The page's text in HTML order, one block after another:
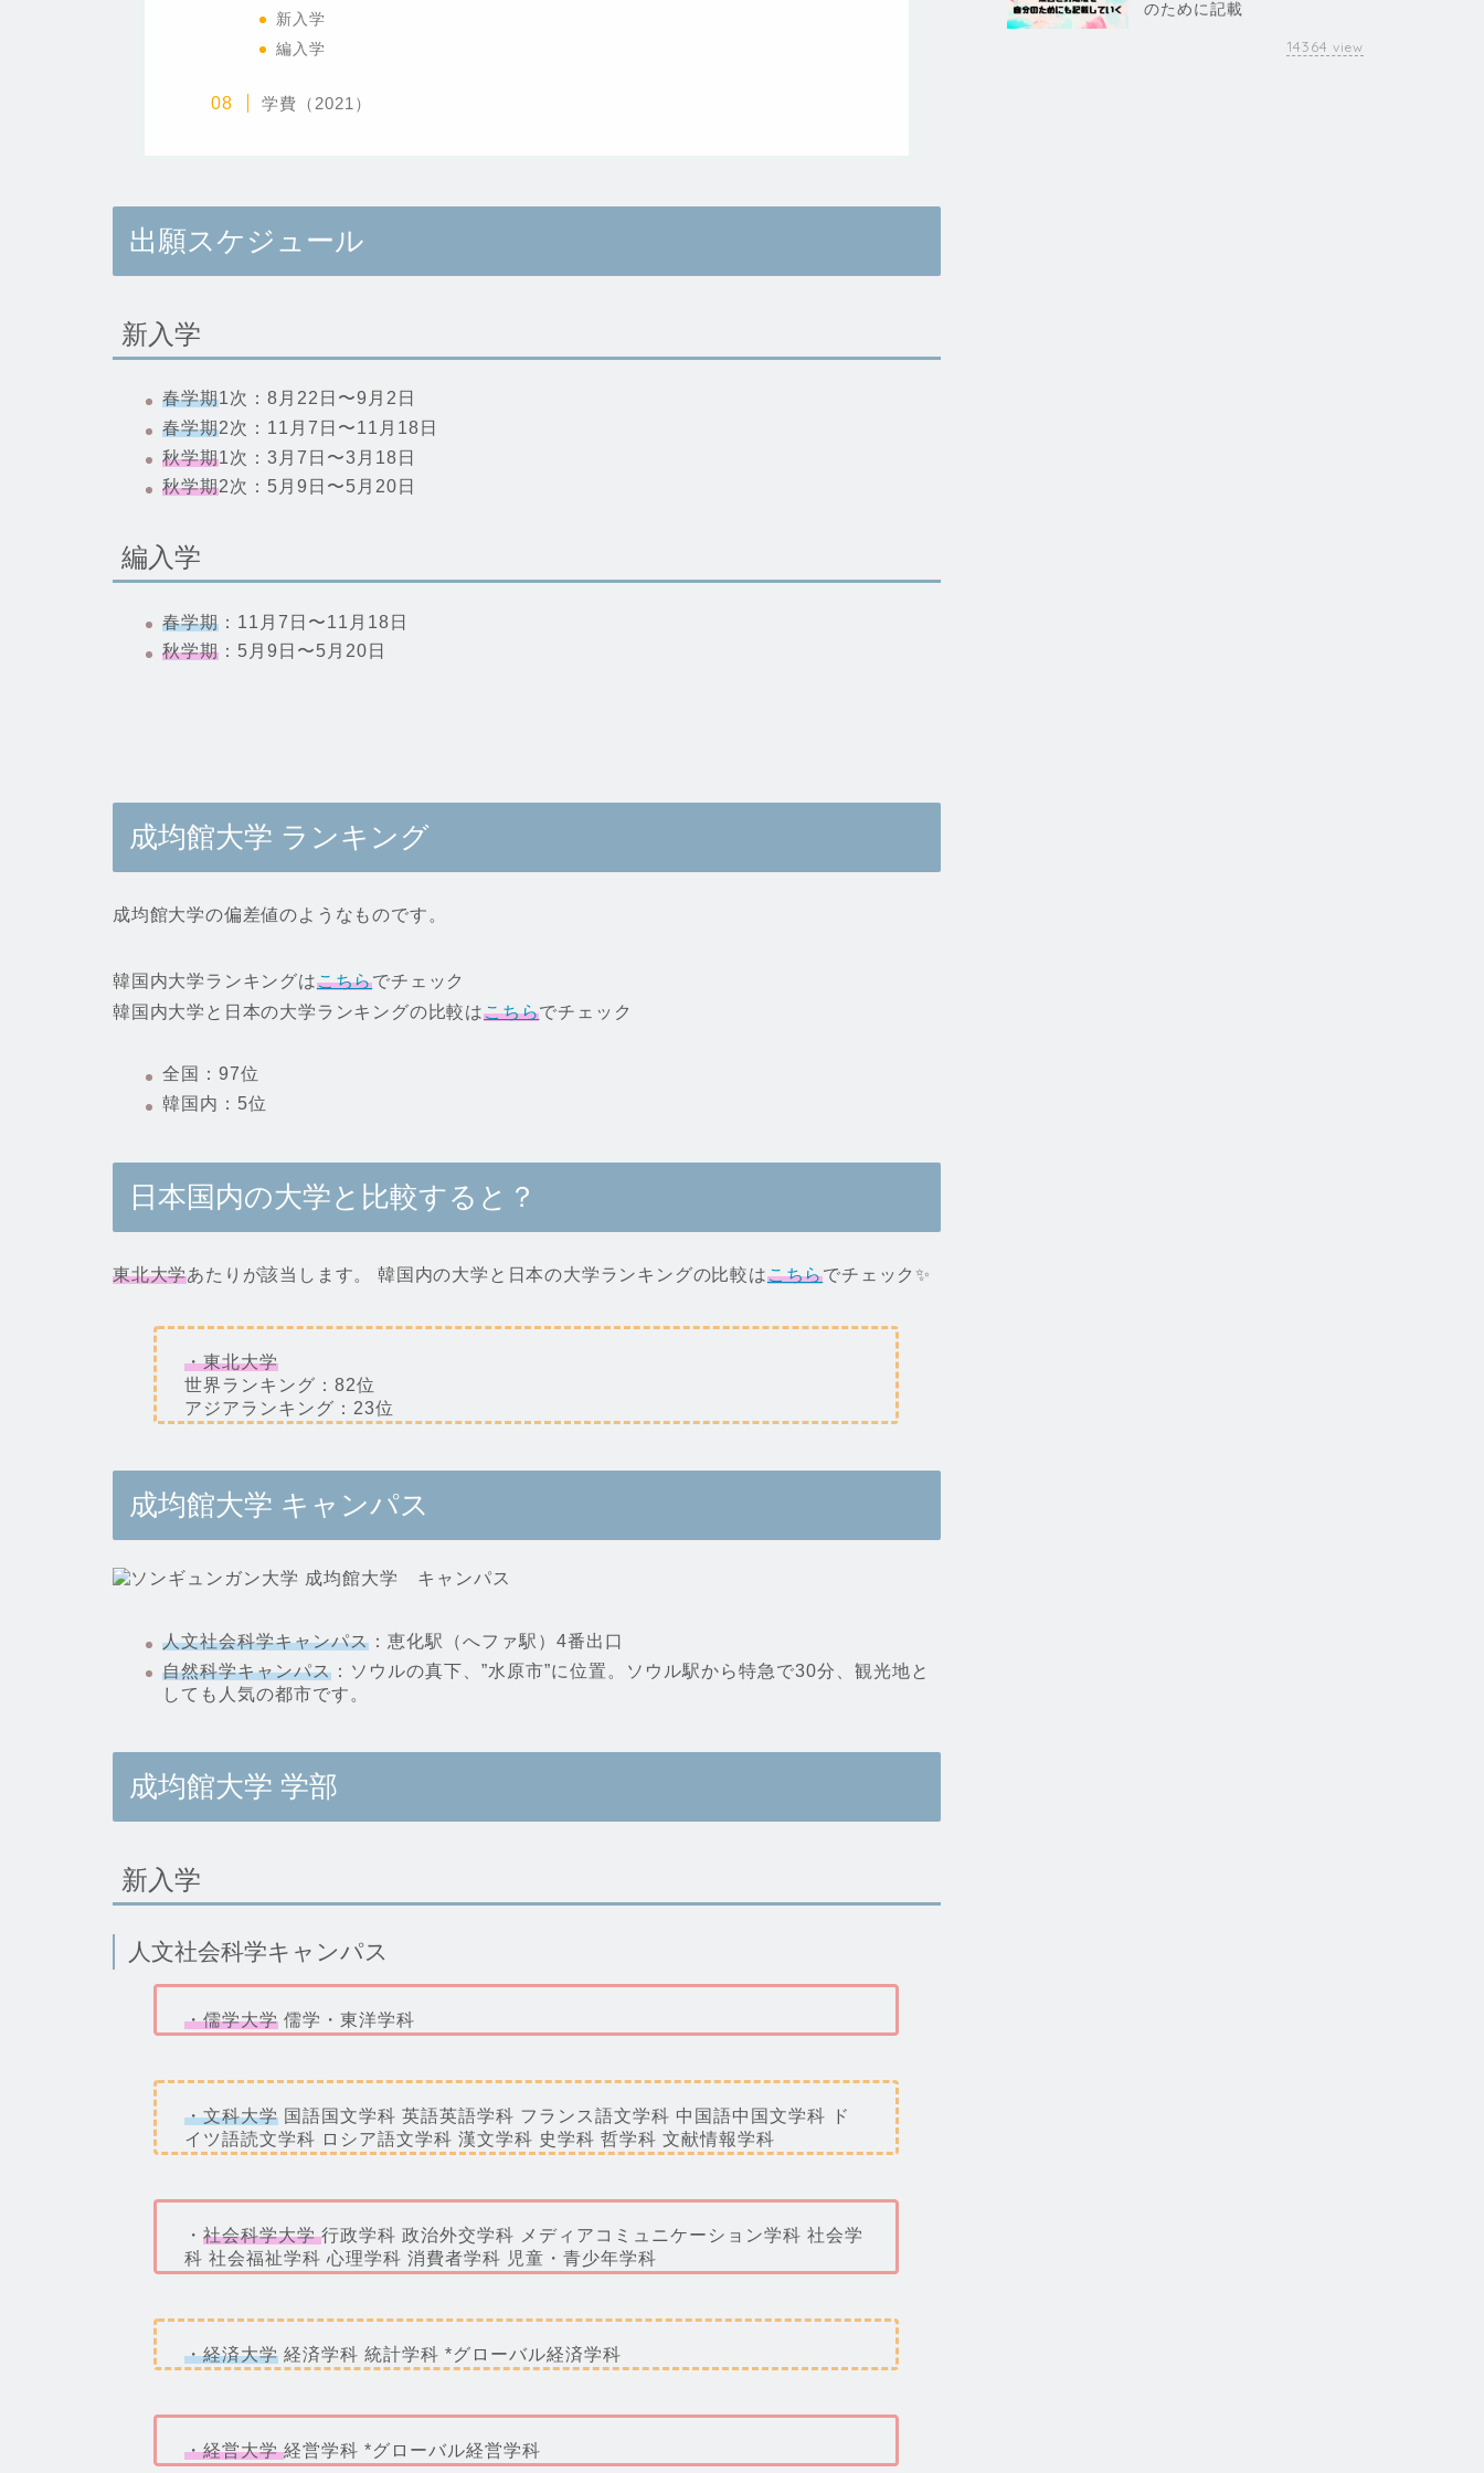
新入学
編入学
学費（2021）
出願スケジュール
新入学
春学期1次：8月22日〜9月2日
春学期2次：11月7日〜11月18日
秋学期1次：3月7日〜3月18日
秋学期2次：5月9日〜5月20日
編入学
春学期 ：11月7日〜11月18日
秋学期 ：5月9日〜5月20日
成均館大学 ランキング
成均館大学の偏差値のようなものです。
韓国内大学ランキングはこちらでチェック
韓国内大学と日本の大学ランキングの比較はこちらでチェック
全国：97位
韓国内：5位
日本国内の大学と比較すると？
東北大学あたりが該当します。 韓国内の大学と日本の大学ランキングの比較はこちらでチェック✨
・東北大学
世界ランキング：82位
アジアランキング：23位
成均館大学 キャンパス
人文社会科学キャンパス ：恵化駅（へファ駅）4番出口
自然科学キャンパス ：ソウルの真下、”水原市”に位置。ソウル駅から特急で30分、観光地と
しても人気の都市です。
成均館大学 学部
新入学
人文社会科学キャンパス
・儒学大学 儒学・東洋学科
・文科大学 国語国文学科 英語英語学科 フランス語文学科 中国語中国文学科 ド
イツ語読文学科 ロシア語文学科 漢文学科 史学科 哲学科 文献情報学科
・社会科学大学行政学科 政治外交学科 メディアコミュニケーション学科 社会学
科 社会福祉学科 心理学科 消費者学科 児童・青少年学科
・経済大学 経済学科 統計学科 *グローバル経済学科
・経営大学経営学科 *グローバル経営学科
のために記載
14364 view